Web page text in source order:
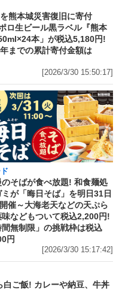
熊本城災害復旧に寄付
ロ生ビール黒ラベル『熊本
本」が税込5,180円!
までの累計寄付金額は
[2026/3/30 15:50:17]
のそばが食べ放題! 和食麺処
が「晦日そば」を明日31日
催～大海老天などの天ぷら
味などもついて税込2,200円!
間無制限」の挑戦枠は税込
円
[2026/3/30 15:17:42]
白ご飯! カレーや納豆、牛丼